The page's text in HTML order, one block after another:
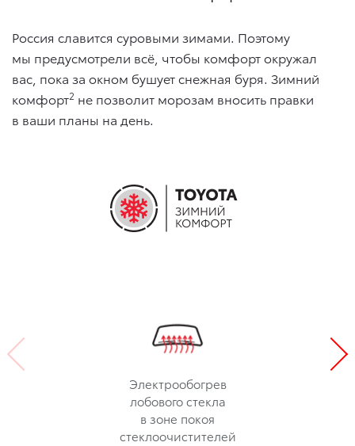
Россия славится суровыми зимами. Поэтому
мы предусмотрели всё, чтобы комфорт окружал
вас, пока за окном бушует снежная буря. Зимний
комфорт2 не позволит морозам вносить правки
в ваши планы на день.
Электрообогрев
лобового стекла
в зоне покоя
стеклоочистителей